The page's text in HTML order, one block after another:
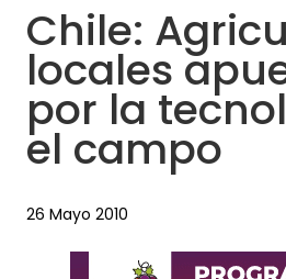
Chile:
locales
por la
el campo
26 Mayo 2010